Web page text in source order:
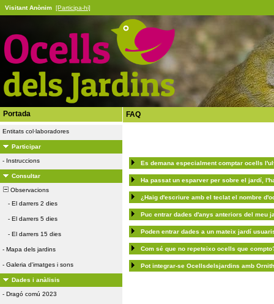
Visitant Anònim [Participa-hi]
Portada
Entitats col·laboradores
Participar
- Instruccions
Consultar
Observacions
- El darrers 2 dies
- El darrers 5 dies
- El darrers 15 dies
- Mapa dels jardins
- Galeria d'imatges i sons
Dades i anàlisis
- Dragó comú 2023
FAQ
Es demana especialment comptar ocells
Ha passat un esparver per sobre el jardí,
¿Haig d'escriure amb el teclat el nombre
Puc entrar dades d'anys anteriors del meu
Poden entrar dades a un mateix jardí
Com sé que no repeteixo ocells que
Pot integrar-se Ocellsdelsjardins amb